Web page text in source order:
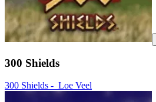
300 Shields
300 Shields - Loe Veel